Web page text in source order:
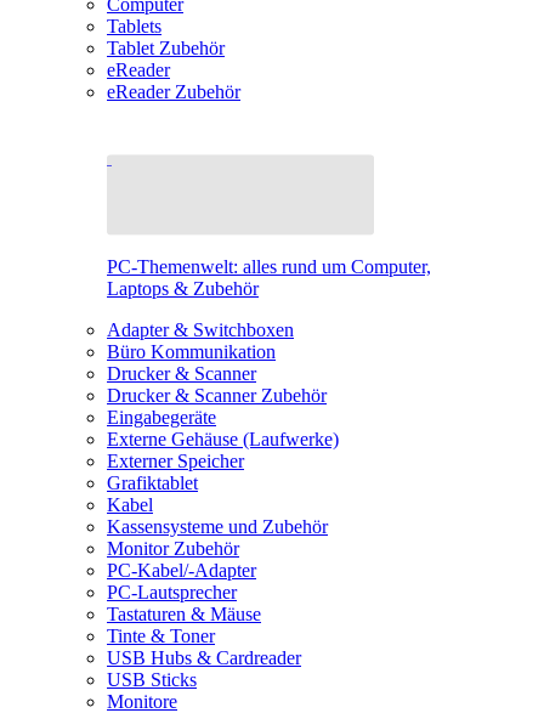
Computer
Tablets
Tablet Zubehör
eReader
eReader Zubehör
PC-Themenwelt: alles rund um Computer,
Laptops & Zubehör
Adapter & Switchboxen
Büro Kommunikation
Drucker & Scanner
Drucker & Scanner Zubehör
Eingabegeräte
Externe Gehäuse (Laufwerke)
Externer Speicher
Grafiktablet
Kabel
Kassensysteme und Zubehör
Monitor Zubehör
PC-Kabel/-Adapter
PC-Lautsprecher
Tastaturen & Mäuse
Tinte & Toner
USB Hubs & Cardreader
USB Sticks
Monitore